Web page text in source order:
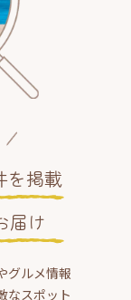
を掲載
届け
グルメ情報
なスポット